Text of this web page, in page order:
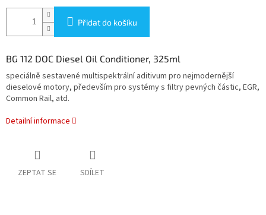
Přidat do košíku
BG 112 DOC Diesel Oil Conditioner, 325ml
speciálně sestavené multispektrální aditivum pro nejmodernější
dieselové motory, především pro systémy s filtry pevných částic, EGR,
Common Rail, atd.
Detailní informace
ZEPTAT SE SDÍLET